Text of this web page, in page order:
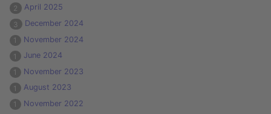
2
April 2025
3
December 2024
1
November 2024
1
June 2024
1
November 2023
1
August 2023
1
November 2022